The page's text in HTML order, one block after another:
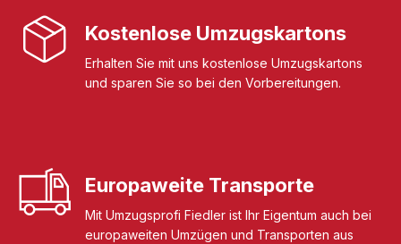
Kostenlose Umzugskartons
Erhalten Sie mit uns kostenlose Umzugskartons
und sparen Sie so bei den Vorbereitungen.
Europaweite Transporte
Mit Umzugsprofi Fiedler ist Ihr Eigentum auch bei
europaweiten Umzügen und Transporten aus